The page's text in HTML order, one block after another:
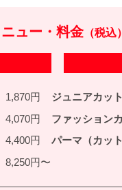
ニュー・料金（税込）
1,870円 ジュニアカッ
4,070円 ファッション
4,400円 パーマ（カッ
8,250円〜